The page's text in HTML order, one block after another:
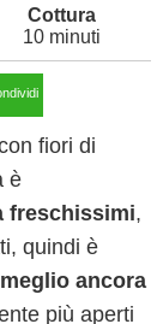
10 minuti
fiori di
è
freschissimi,
quindi è
meglio ancora
più aperti